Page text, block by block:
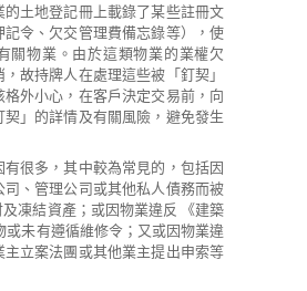
的土地登記冊上載錄了某些註冊文
令、欠交管理費備忘錄等），使
關物業。由於這類物業的業權欠
故持牌人在處理這些被「釘契」
外小心，在客戶決定交易前，向
」的詳情及有關風險，避免發生
很多，其中較為常見的，包括因
、管理公司或其他私人債務而被
凍結資產；或因物業違反 《建築
或未有遵循維修令；又或因物業違
立案法團或其他業主提出申索等